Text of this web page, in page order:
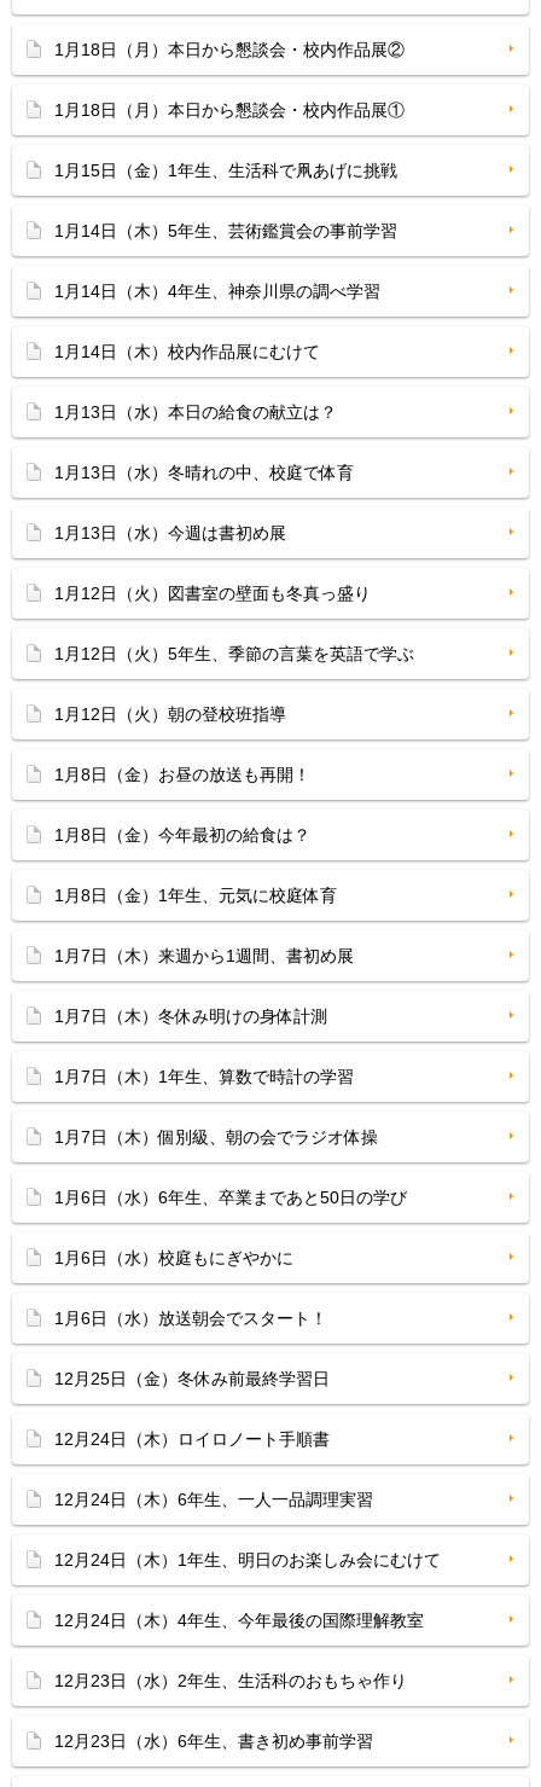
1月18日（月）本日から懇談会・校内作品展②
1月18日（月）本日から懇談会・校内作品展①
1月15日（金）1年生、生活科で凧あげに挑戦
1月14日（木）5年生、芸術鑑賞会の事前学習
1月14日（木）4年生、神奈川県の調べ学習
1月14日（木）校内作品展にむけて
1月13日（水）本日の給食の献立は？
1月13日（水）冬晴れの中、校庭で体育
1月13日（水）今週は書初め展
1月12日（火）図書室の壁面も冬真っ盛り
1月12日（火）5年生、季節の言葉を英語で学ぶ
1月12日（火）朝の登校班指導
1月8日（金）お昼の放送も再開！
1月8日（金）今年最初の給食は？
1月8日（金）1年生、元気に校庭体育
1月7日（木）来週から1週間、書初め展
1月7日（木）冬休み明けの身体計測
1月7日（木）1年生、算数で時計の学習
1月7日（木）個別級、朝の会でラジオ体操
1月6日（水）6年生、卒業まであと50日の学び
1月6日（水）校庭もにぎやかに
1月6日（水）放送朝会でスタート！
12月25日（金）冬休み前最終学習日
12月24日（木）ロイロノート手順書
12月24日（木）6年生、一人一品調理実習
12月24日（木）1年生、明日のお楽しみ会にむけて
12月24日（木）4年生、今年最後の国際理解教室
12月23日（水）2年生、生活科のおもちゃ作り
12月23日（水）6年生、書き初め事前学習